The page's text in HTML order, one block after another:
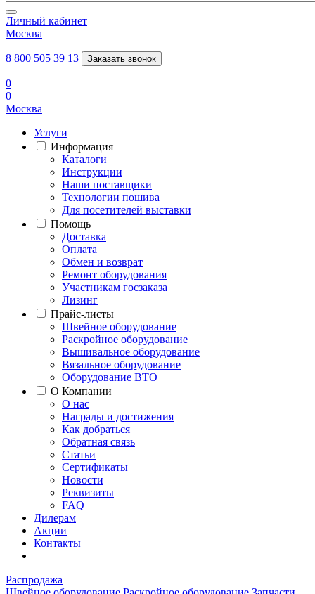
Личный кабинет
Москва
8 800 505 39 13 Заказать звонок
0
0
Москва
Услуги
Информация
Каталоги
Инструкции
Наши поставщики
Технологии пошива
Для посетителей выставки
Помощь
Доставка
Оплата
Обмен и возврат
Ремонт оборудования
Участникам госзаказа
Лизинг
Прайс-листы
Швейное оборудование
Раскройное оборудование
Вышивальное оборудование
Вязальное оборудование
Оборудование ВТО
О Компании
О нас
Награды и достижения
Как добраться
Обратная связь
Статьи
Сертификаты
Новости
Реквизиты
FAQ
Дилерам
Акции
Контакты
Распродажа